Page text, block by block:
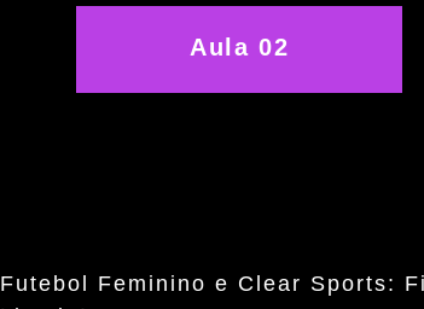
Aula 02
Futebol Feminino e Clear Sports: